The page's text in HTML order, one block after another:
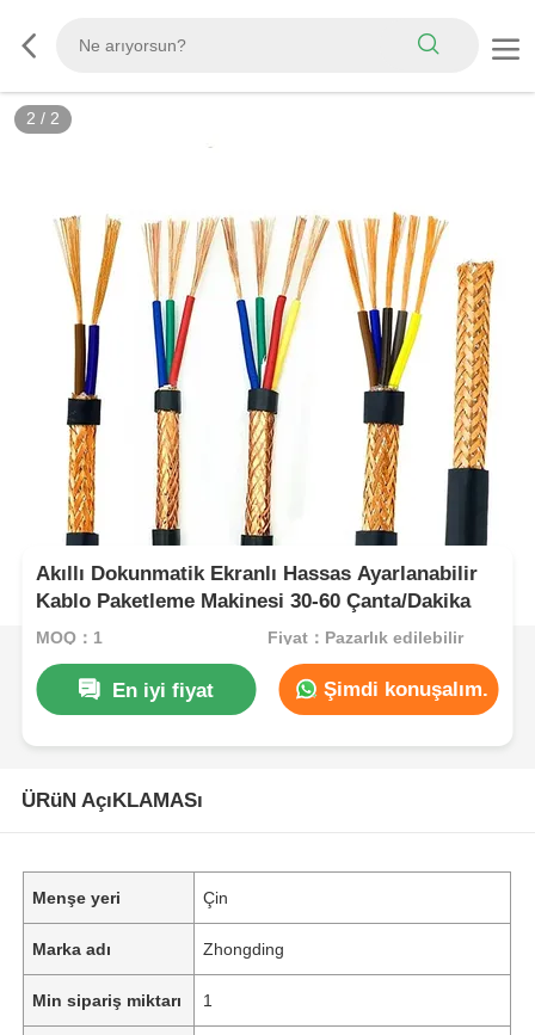
2 / 2
Akıllı Dokunmatik Ekranlı Hassas Ayarlanabilir
Kablo Paketleme Makinesi 30-60 Çanta/Dakika
MOQ：1 Fiyat：Pazarlık edilebilir
En iyi fiyat Şimdi konuşalım.
ÜRüN AçıKLAMASı
Menşe yeri Çin
Marka adı Zhongding
Min sipariş miktarı 1